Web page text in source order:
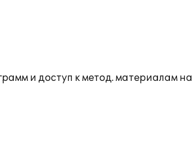
и доступ к метод. материалам на